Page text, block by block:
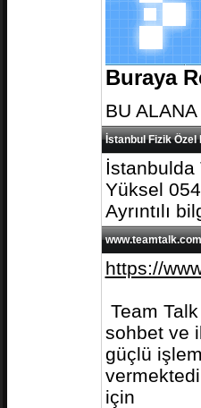
Buraya
BU
İstanbul Fizik Özel
Yüksel
Ayrıntılı
https://
Team
sohbet ve
güçlü
için